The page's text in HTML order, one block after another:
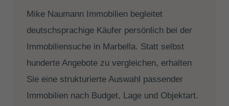
Mike Naumann Immobilien begleitet
deutschsprachige Käufer persönlich bei der
Immobiliensuche in Marbella. Statt selbst
hunderte Angebote zu vergleichen, erhalten
Sie eine strukturierte Auswahl passender
Immobilien nach Budget, Lage und Objektart.